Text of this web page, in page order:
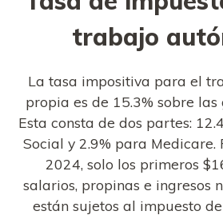
trabajo
La tasa impositiva para el
propia es de 15.3% sobre las
Esta consta de dos partes:
Social y 2.9% para Medicare.
2024, solo los primeros
salarios, propinas e ingresos
están sujetos al impuesto